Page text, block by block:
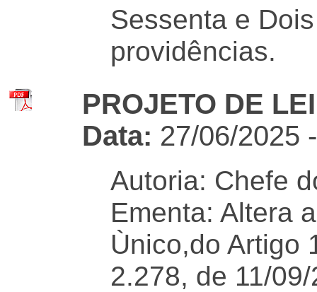
Sessenta e
providências.
PROJETO DE
Data: 27/06/2025
Autoria: Chefe
Ementa: Altera
Ùnico,do Artigo
2.278, de 11/